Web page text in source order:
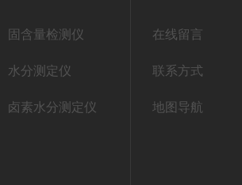
固含量检测仪
水分测定仪
卤素水分测定仪
在线留言
联系方式
地图导航